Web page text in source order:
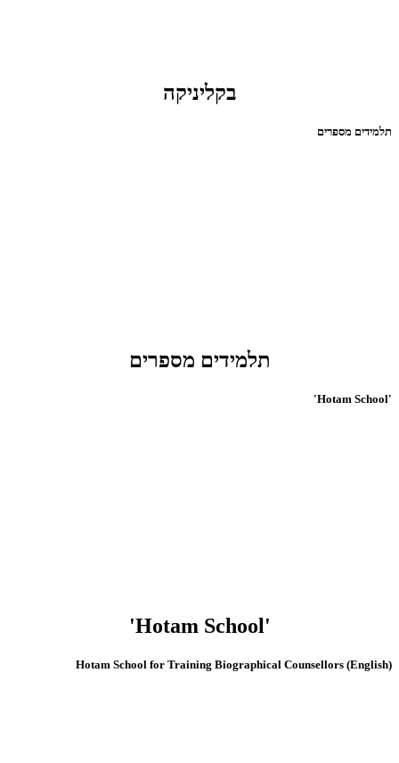
בקליניקה
תלמידים מספרים
תלמידים מספרים
'Hotam School'
'Hotam School'
(English) Hotam School for Training Biographical Counsellors